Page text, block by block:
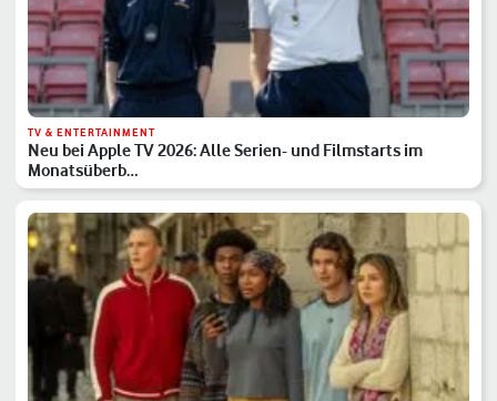
TV & ENTERTAINMENT
Neu bei Apple TV 2026: Alle Serien- und Filmstarts im
Monatsüberb…